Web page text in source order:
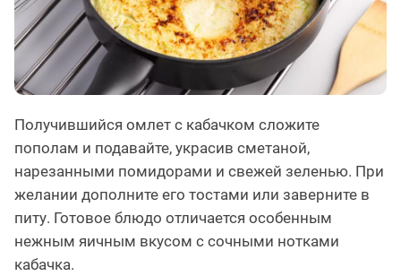
Получившийся омлет с кабачком сложите
пополам и подавайте, украсив сметаной,
нарезанными помидорами и свежей зеленью. При
желании дополните его тостами или заверните в
питу. Готовое блюдо отличается особенным
нежным яичным вкусом с сочными нотками
кабачка.